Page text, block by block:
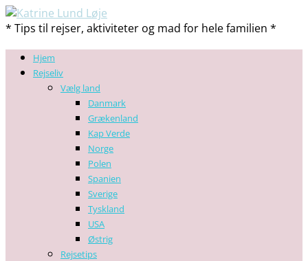
* Tips til rejser, aktiviteter og mad for hele familien *
Hjem
Rejseliv
Vælg land
Danmark
Grækenland
Kap Verde
Norge
Polen
Spanien
Sverige
Tyskland
USA
Østrig
Rejsetips